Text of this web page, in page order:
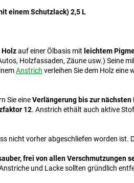
einem Schutzlack) 2,5 L
Holzauf einer Ölbasis mit leichtem
Holzfassaden, Zäune usw.) Seine
Anstrich verleihen Sie dem Holz eine
Sie eineVerlängerung bis zur nächsten
12. Anstrich ethält auch aktive
nicht vorher abgeschliefen worden ist.
frei von allen Verschmutzungen
und Lacke sollten gründlich